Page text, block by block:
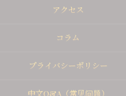
アクセス
コラム
プライバシーポリシー
中文Q&A（常见问题）